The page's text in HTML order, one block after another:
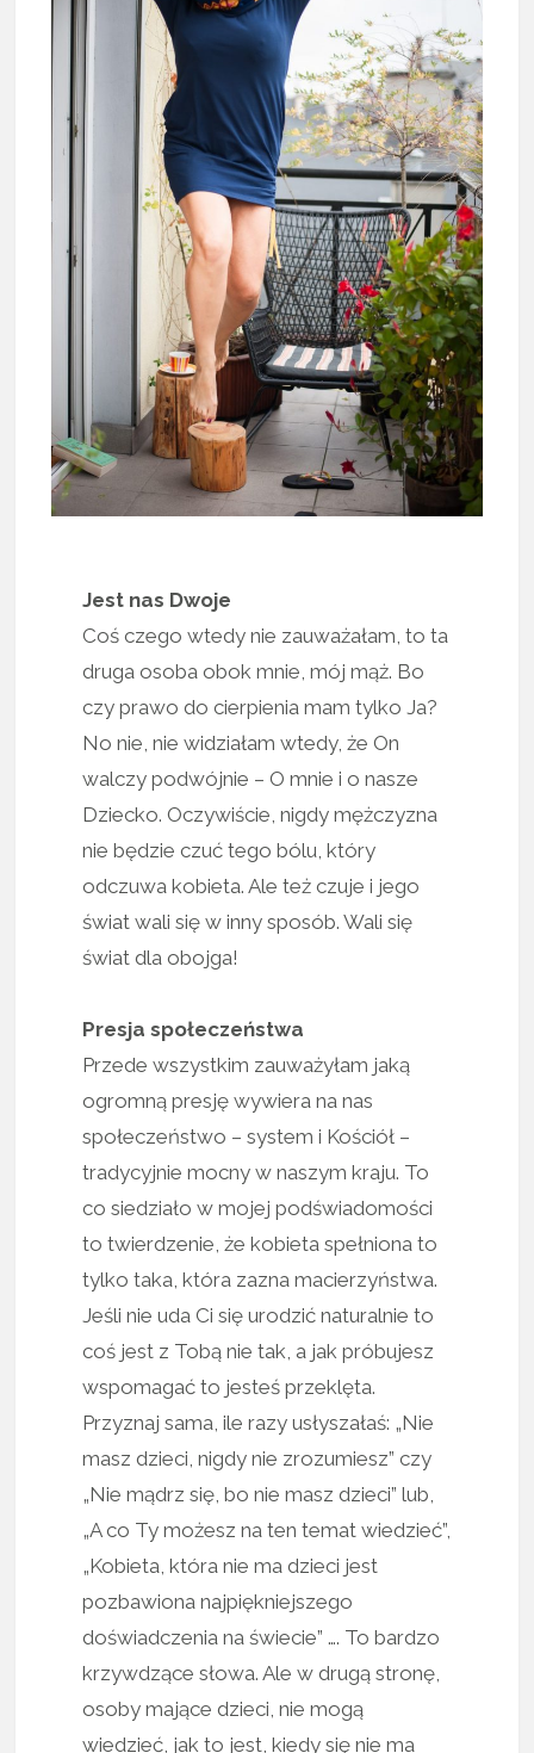
Jest nas Dwoje
Coś czego wtedy nie zauważałam, to ta
druga osoba obok mnie, mój mąż. Bo
czy prawo do cierpienia mam tylko Ja?
No nie, nie widziałam wtedy, że On
walczy podwójnie – O mnie i o nasze
Dziecko. Oczywiście, nigdy mężczyzna
nie będzie czuć tego bólu, który
odczuwa kobieta. Ale też czuje i jego
świat wali się w inny sposób. Wali się
świat dla obojga!
Presja społeczeństwa
Przede wszystkim zauważyłam jaką
ogromną presję wywiera na nas
społeczeństwo – system i Kościół –
tradycyjnie mocny w naszym kraju. To
co siedziało w mojej podświadomości
to twierdzenie, że kobieta spełniona to
tylko taka, która zazna macierzyństwa.
Jeśli nie uda Ci się urodzić naturalnie to
coś jest z Tobą nie tak, a jak próbujesz
wspomagać to jesteś przeklęta.
Przyznaj sama, ile razy usłyszałaś: „Nie
masz dzieci, nigdy nie zrozumiesz” czy
„Nie mądrz się, bo nie masz dzieci” lub,
„A co Ty możesz na ten temat wiedzieć”,
„Kobieta, która nie ma dzieci jest
pozbawiona najpiękniejszego
doświadczenia na świecie” …. To bardzo
krzywdzące słowa. Ale w drugą stronę,
osoby mające dzieci, nie mogą
wiedzieć, jak to jest, kiedy się nie ma